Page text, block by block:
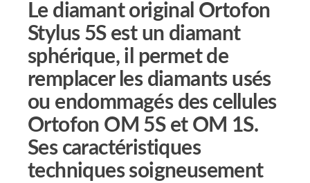
Le diamant original Ortofon
Stylus 5S est un diamant
sphérique, il permet de
remplacer les diamants usés
ou endommagés des cellules
Ortofon OM 5S et OM 1S.
Ses caractéristiques
techniques soigneusement